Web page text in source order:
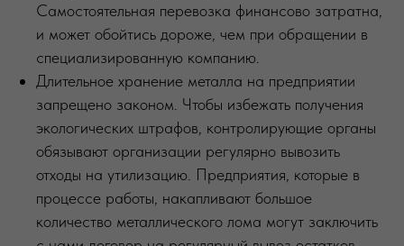
Самостоятельная перевозка финансово затратна,
и может обойтись дороже, чем при обращении в
специализированную компанию.
Длительное хранение металла на предприятии
запрещено законом. Чтобы избежать получения
экологических штрафов, контролирующие органы
обязывают организации регулярно вывозить
отходы на утилизацию. Предприятия, которые в
процессе работы, накапливают большое
количество металлического лома могут заключить